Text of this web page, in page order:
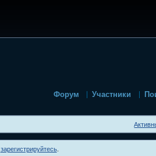
Форум Участники
зарегистрируйтесь.